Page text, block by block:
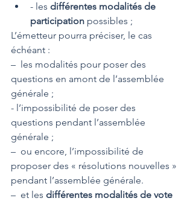
- les différentes modalités de
participation possibles ;
L’émetteur pourra préciser, le cas
échéant :
– les modalités pour poser des
questions en amont de l’assemblée
générale ;
- l’impossibilité de poser des
questions pendant l’assemblée
générale ;
– ou encore, l’impossibilité de
proposer des « résolutions nouvelles »
pendant l’assemblée générale.
– et les différentes modalités de vote